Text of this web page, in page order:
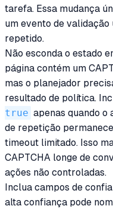
tarefa. Essa mudança
um evento de
repetido.
Não esconda o estado
página contém um
mas o planejador
resultado de política.
true apenas quando
de repetição
timeout limitado. Isso
CAPTCHA longe de
ações não controladas.
Inclua campos de
alta confiança pode